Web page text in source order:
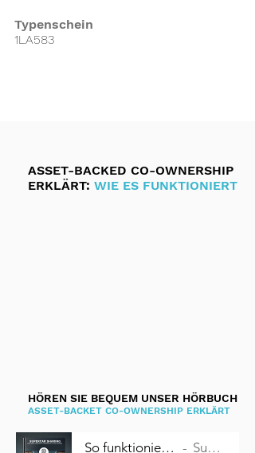
Typenschein
1LA583
ASSET-BACKED CO-OWNERSHIP
ERKLÄRT: WIE ES FUNKTIONIERT
HÖREN SIE BEQUEM UNSER HÖRBUCH
ASSET-BACKET CO-OWNERSHIP ERKLÄRT
So funktioniert Miteigentum an Autos Supercar Sharing